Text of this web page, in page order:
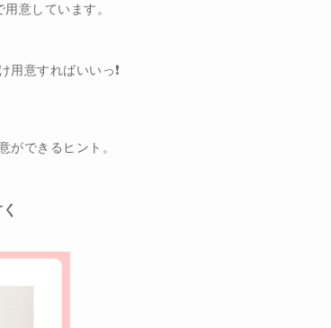
意しています。
用意すればいいっ❗️
ができるヒント。